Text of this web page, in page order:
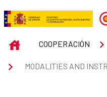
Skip to Main Content
MODALITIES
INICIOCOOPERACIÓN